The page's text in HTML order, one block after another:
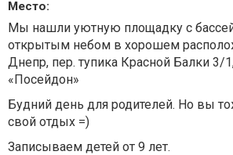
Место:
Мы нашли уютную площадку с
открытым небом в хорошем
Днепр, пер. тупика Красной Балки 3/
«Посейдон»
Будний день для родителей. Но вы
свой отдых =)
Записываем детей от 9 лет.